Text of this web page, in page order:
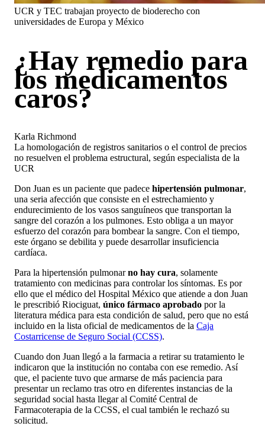
UCR y TEC trabajan proyecto de bioderecho con
universidades de Europa y México
¿Hay remedio para
los medicamentos
caros?
Karla Richmond
La homologación de registros sanitarios o el control de precios
no resuelven el problema estructural, según especialista de la
UCR
Don Juan es un paciente que padece hipertensión pulmonar,
una seria afección que consiste en el estrechamiento y
endurecimiento de los vasos sanguíneos que transportan la
sangre del corazón a los pulmones. Esto obliga a un mayor
esfuerzo del corazón para bombear la sangre. Con el tiempo,
este órgano se debilita y puede desarrollar insuficiencia
cardíaca.
Para la hipertensión pulmonarno hay cura, solamente
tratamiento con medicinas para controlar los síntomas. Es por
ello que el médico del Hospital México que atiende a don Juan
le prescribió Riociguat, único fármaco aprobado por la
literatura médica para esta condición de salud, pero que no está
incluido en la lista oficial de medicamentos de la Caja
Costarricense de Seguro Social (CCSS).
Cuando don Juan llegó a la farmacia a retirar su tratamiento le
indicaron que la institución no contaba con ese remedio. Así
que, el paciente tuvo que armarse de más paciencia para
presentar un reclamo tras otro en diferentes instancias de la
seguridad social hasta llegar al Comité Central de
Farmacoterapia de la CCSS, el cual también le rechazó su
solicitud.